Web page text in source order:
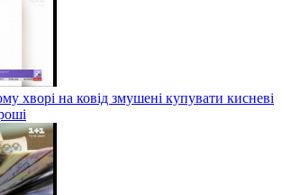
хворі на ковід змушені купувати кисневі